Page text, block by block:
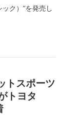
ク）”を発売し
トスポーツ
トヨタ